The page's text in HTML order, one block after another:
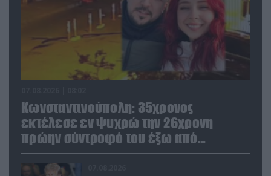
Κωνσταντινούπολη: 35χρονος
εκτέλεσε εν ψυχρώ την 26χρονη
πρώην σύντροφό του έξω από
φαρμακείο (βίντεο)